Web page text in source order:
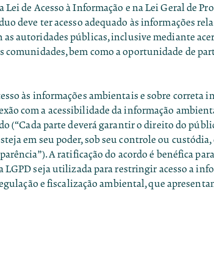
de Acesso à Informação e na Lei Geral de
deve ter acesso adequado às informações
autoridades públicas, inclusive mediante
comunidades, bem como a oportunidade de
às informações ambientais e sobre correta
com a acessibilidade da informação
(“Cada parte deverá garantir o direito do
em seu poder, sob seu controle ou custódia,
A ratificação do acordo é benéfica
LGPD seja utilizada para restringir acesso a
e fiscalização ambiental, que